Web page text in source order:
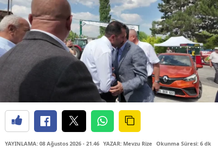
YAYINLAMA: 08 Ağustos 2026 - 21.46 YAZAR: Mevzu Rize Okunma Süresi: 6 dk